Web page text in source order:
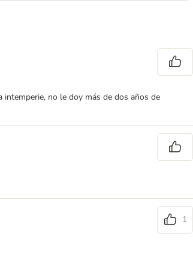
intemperie, no le doy más de dos años de
1